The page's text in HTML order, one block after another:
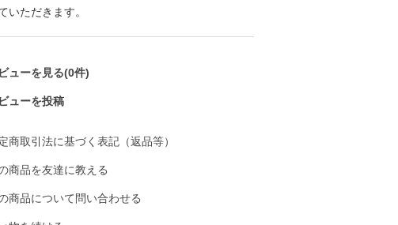
ただきます。
ューを見る(0件)
ューを投稿
商取引法に基づく表記（返品等）
商品を友達に教える
商品について問い合わせる